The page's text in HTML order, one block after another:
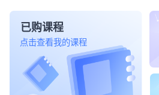
点击查看我的课程
已购课程